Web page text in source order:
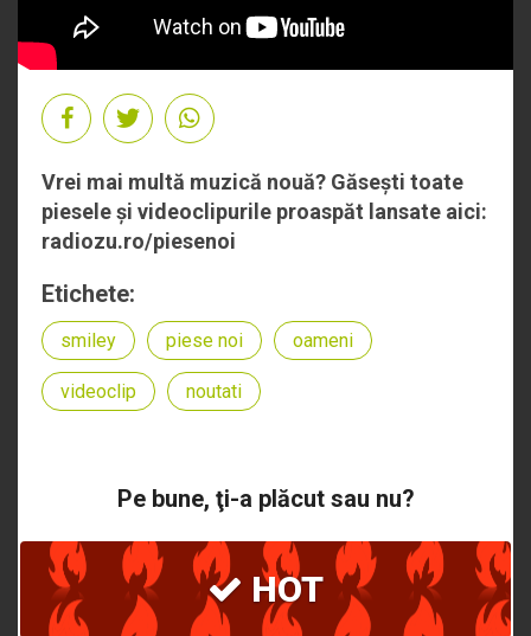
Vrei mai multă muzică nouă? Găsești toate
piesele și videoclipurile proaspăt lansate aici:
radiozu.ro/piesenoi
Etichete:
smiley piese noi oameni
videoclip noutati
Pe bune, ţi-a plăcut sau nu?
HOT